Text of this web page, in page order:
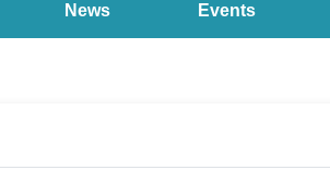
News Events